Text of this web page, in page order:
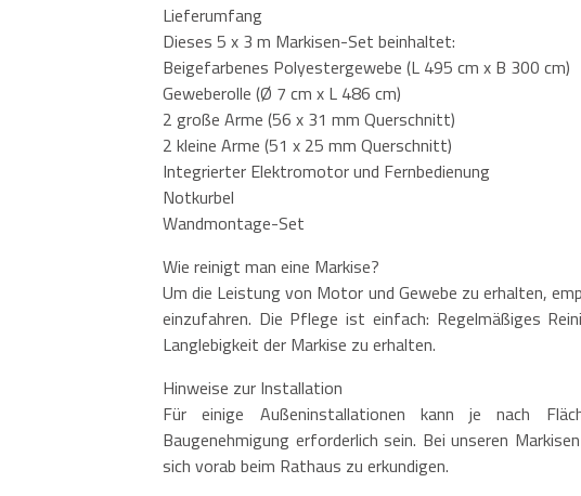
Lieferumfang
Dieses 5 x 3 m Markisen-Set beinhaltet:
Beigefarbenes Polyestergewebe (L 495 cm x B 300 cm)
Geweberolle (Ø 7 cm x L 486 cm)
2 große Arme (56 x 31 mm Querschnitt)
2 kleine Arme (51 x 25 mm Querschnitt)
Integrierter Elektromotor und Fernbedienung
Notkurbel
Wandmontage-Set
Wie reinigt man eine Markise?
Um die Leistung von Motor und Gewebe zu erhalten,
einzufahren. Die Pflege ist einfach: Regelmäßiges
Langlebigkeit der Markise zu erhalten.
Hinweise zur Installation
Für einige Außeninstallationen kann je nach
Baugenehmigung erforderlich sein. Bei unseren
sich vorab beim Rathaus zu erkundigen.